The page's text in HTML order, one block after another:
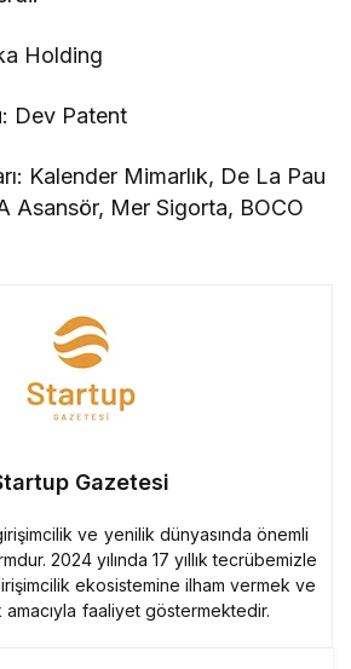
Holding
Dev Patent
Kalender Mimarlık, De La Pau
Asansör, Mer Sigorta, BOCO
Gazetesi
ve yenilik dünyasında önemli
2024 yılında 17 yıllık tecrübemizle
ekosistemine ilham vermek ve
amacıyla faaliyet göstermektedir.